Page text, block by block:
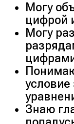
Могу
цифрой
Могу
Знаю